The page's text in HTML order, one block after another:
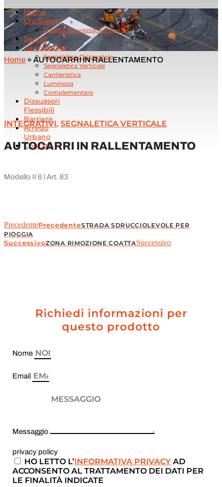
Home
Chi Siamo
Qualità, Sicurezza, Ambiente
Servizi
Segnaletica
Segnaletica Orizzontale
Segnaletica Verticale
Cantieristica
Luminosa
Complementare
Dissuasori
Flessibili
Barriere
Arredo
Urbano
Contatti
Home » AUTOCARRI IN RALLENTAMENTO
INTEGRATIVI, SEGNALETICA VERTICALE
AUTOCARRI IN RALLENTAMENTO
Modello II 6 l Art. 83
PrecedentePrecedenteSTRADA SDRUCCIOLEVOLE PER
PIOGGIA
SuccessivoZONA RIMOZIONE COATTASuccessivo
Richiedi informazioni per
questo prodotto
Nome
Email
Messaggio
privacy policy
HO LETTO L’INFORMATIVA PRIVACY AD
ACCONSENTO AL TRATTAMENTO DEI DATI PER
LE FINALITÀ INDICATE